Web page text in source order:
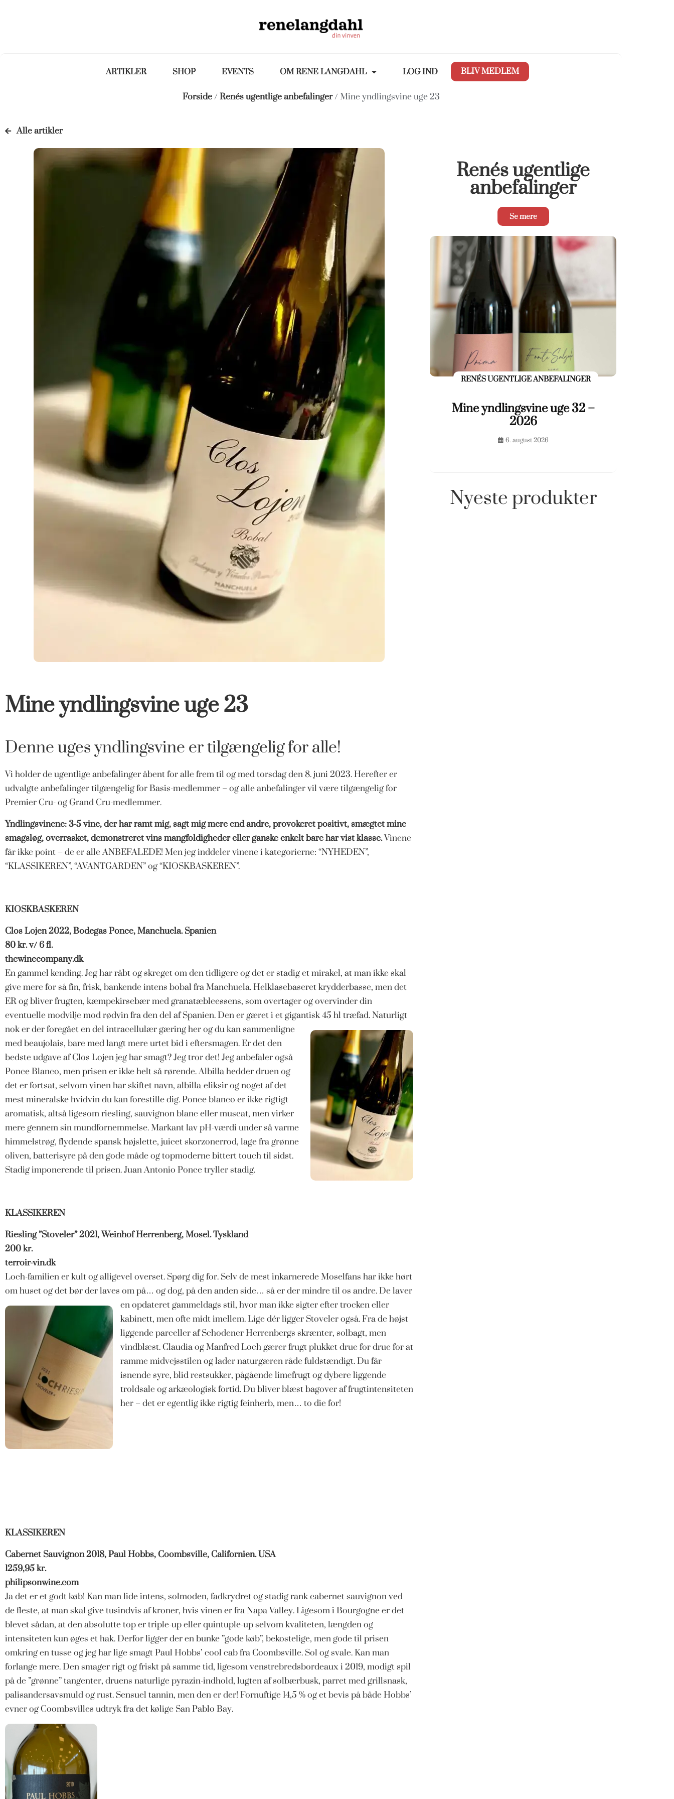
ARTIKLER SHOP EVENTS OM RENE LANGDAHL LOG IND BLIV MEDLEM
Forside/ Renés ugentlige anbefalinger/ Mine yndlingsvine uge 23
Alle artikler
Mine yndlingsvine uge 23
Denne uges yndlingsvine er tilgængelig for alle!
Vi holder de ugentlige anbefalinger åbent for alle frem til og med torsdag den 8. juni 2023. Herefter er
udvalgte anbefalinger tilgængelig for Basis-medlemmer – og alle anbefalinger vil være tilgængelig for
Premier Cru- og Grand Cru-medlemmer.
Yndlingsvinene: 3-5 vine, der har ramt mig, sagt mig mere end andre, provokeret positivt, smægtet mine
smagsløg, overrasket, demonstreret vins mangfoldigheder eller ganske enkelt bare har vist klasse.Vinene
får ikke point – de er alle ANBEFALEDE! Men jeg inddeler vinene i kategorierne: “NYHEDEN”,
“KLASSIKEREN”, “AVANTGARDEN” og “KIOSKBASKEREN”.
KIOSKBASKEREN
Clos Lojen 2022, Bodegas Ponce, Manchuela. Spanien
80 kr. v/ 6 fl.
thewinecompany.dk
En gammel kending. Jeg har råbt og skreget om den tidligere og det er stadig et mirakel, at man ikke skal
give mere for så fin, frisk, bankende intens bobal fra Manchuela. Helklasebaseret krydderbasse, men det
ER og bliver frugten, kæmpekirsebær med granatæbleessens, som overtager og overvinder din
eventuelle modvilje mod rødvin fra den del af Spanien. Den er gæret i et gigantisk 45 hl træfad. Naturligt
nok er der foregåeten del intracellulær gæring her og du kan sammenligne
med beaujolais, bare med langt mere urtet bid i eftersmagen. Er det den
bedste udgave af Clos Lojen jeg har smagt? Jeg tror det! Jeg anbefaler også
Ponce Blanco, men prisen er ikke helt så rørende. Albilla hedder druen og
det er fortsat, selvom vinen har skiftet navn, albilla-eliksir og noget af det
mest mineralske hvidvin du kan forestille dig. Ponce blanco er ikke rigtigt
aromatisk, altså ligesom riesling, sauvignon blanc eller muscat, men virker
mere gennem sin mundfornemmelse. Markant lav pH-værdi under så varme
himmelstrøg, flydende spansk højslette, juicet skorzonerrod, lage fra grønne
oliven, batterisyre på den gode måde og topmoderne bittert touch til sidst.
Stadig imponerende til prisen. Juan Antonio Ponce tryller stadig.
KLASSIKEREN
Riesling ”Stoveler” 2021, Weinhof Herrenberg, Mosel. Tyskland
200 kr.
terroir-vin.dk
Loch-familien er kult og alligevel overset. Spørg dig for. Selv de mest inkarnerede Moselfans har ikke hørt
om huset og det bør der laves om på… og dog, på den anden side… så er der mindre til os andre. De laver
en opdateret gammeldags stil, hvor man ikke sigter eftertrocken eller
kabinett, men ofte midt imellem. Lige dér ligger Stoveler også. Fra de højst
liggende parceller af Schodener Herrenbergs skrænter, solbagt, men
vindblæst. Claudia og Manfred Loch gærer frugt plukket drue for drue for at
ramme midvejsstilen og lader naturgæren råde fuldstændigt. Du får
isnende syre, blid restsukker, pågående limefrugt og dybere liggende
troldsale og arkæologisk fortid. Du bliver blæst bagover af frugtintensiteten
her – det er egentlig ikke rigtig feinherb, men… to die for!
KLASSIKEREN
Cabernet Sauvignon 2018, Paul Hobbs, Coombsville, Californien. USA
1259,95 kr.
philipsonwine.com
Ja det er et godt køb! Kan man lide intens, solmoden, fadkrydret og stadig rank cabernet sauvignon ved
de fleste, at man skal give tusindvis af kroner, hvis vinen er fra Napa Valley. Ligesom i Bourgogne er det
blevet sådan, at den absolutte top er triple-up eller quintuple-up selvom kvaliteten, længden og
intensiteten kun øges et hak. Derfor ligger der en bunke ”gode køb”, bekostelige, men gode til prisen
omkring en tusse og jeg har lige smagt Paul Hobbs’ cool cab fra Coombsville. Sol og svale. Kan man
forlange mere. Den smager rigt og friskt på samme tid, ligesom venstrebredsbordeaux i 2019, modigt spil
på de ”grønne” tangenter, druens naturlige pyrazin-indhold, lugten af solbærbusk, parret med grillsnask,
palisandersavsmuld og rust. Sensuel tannin, men den er der! Fornuftige 14,5 % og et bevis på både Hobbs’
evner og Coombsvilles udtryk fra det kølige San Pablo Bay.
Renés ugentlige
anbefalinger
Se mere
RENÉS UGENTLIGE ANBEFALINGER
Mine yndlingsvine uge 32 –
2026
6. august 2026
Nyeste produkter